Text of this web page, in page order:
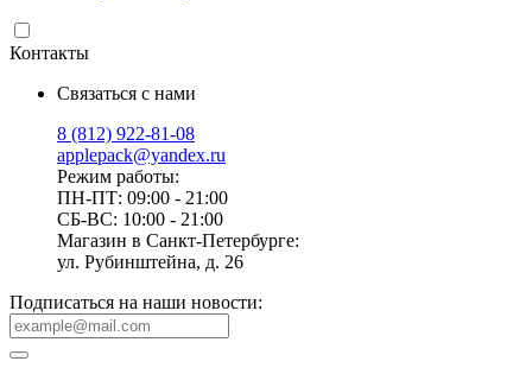
Контакты
Связаться с нами
8 (812) 922-81-08
applepack@yandex.ru
Режим работы:
ПН-ПТ: 09:00 - 21:00
СБ-ВС: 10:00 - 21:00
Магазин в Санкт-Петербурге:
ул. Рубинштейна, д. 26
Подписаться на наши новости: